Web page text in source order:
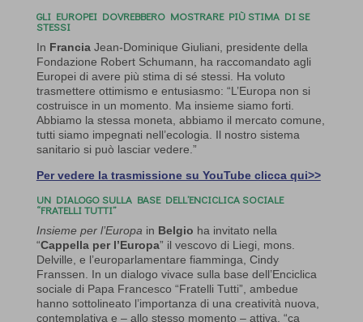
GLI EUROPEI DOVREBBERO MOSTRARE PIÙ STIMA DI SE
STESSI
In FranciaJean-Dominique Giuliani, presidente della
Fondazione Robert Schumann, ha raccomandato agli
Europei di avere più stima di sé stessi. Ha voluto
trasmettere ottimismo e entusiasmo: “L’Europa non si
costruisce in un momento. Ma insieme siamo forti.
Abbiamo la stessa moneta, abbiamo il mercato comune,
tutti siamo impegnati nell’ecologia. Il nostro sistema
sanitario si può lasciar vedere.”
Per vedere la trasmissione su YouTube clicca qui>>
UN DIALOGO SULLA BASE DELL’ENCICLICA SOCIALE
“FRATELLI TUTTI”
Insieme per l’Europa in Belgio ha invitato nella
“Cappella per l’Europa” il vescovo di Liegi, mons.
Delville, e l’europarlamentare fiamminga, Cindy
Franssen. In un dialogo vivace sulla base dell’Enciclica
sociale di Papa Francesco “Fratelli Tutti”, ambedue
hanno sottolineato l’importanza di una creatività nuova,
contemplativa e – allo stesso momento – attiva. “ça